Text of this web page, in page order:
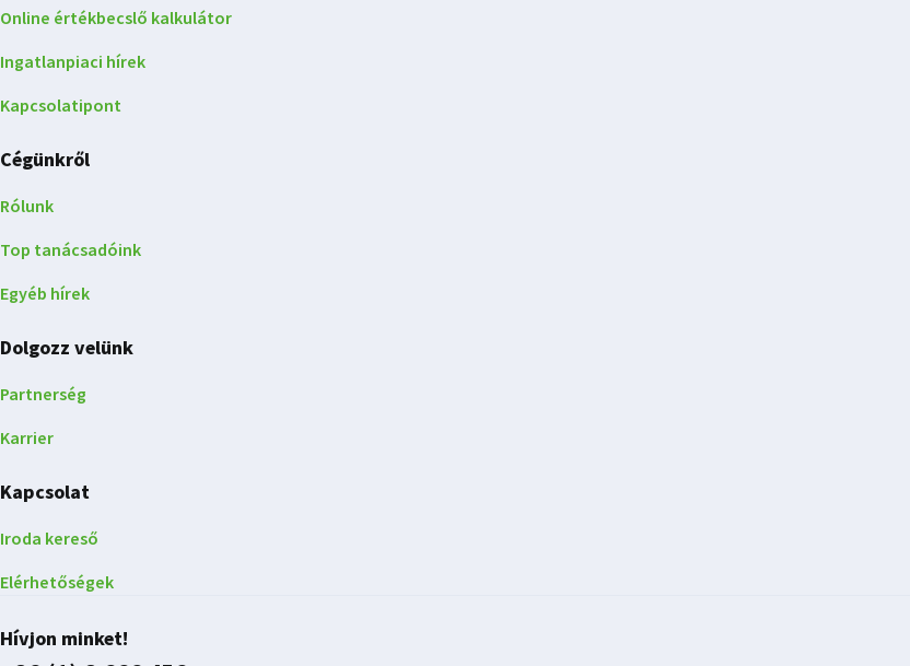
Online értékbecslő kalkulátor
Ingatlanpiaci hírek
Kapcsolatipont
Cégünkről
Rólunk
Top tanácsadóink
Egyéb hírek
Dolgozz velünk
Partnerség
Karrier
Kapcsolat
Iroda kereső
Elérhetőségek
Hívjon minket!